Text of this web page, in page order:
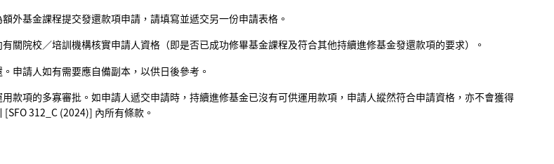
外基金課程提交發還款項申請，請填寫並遞交另一份申請表格。
關院校／培訓機構核實申請人資格（即是否已成功修畢基金課程及符合其他持續進修基金發還款項的要求）。
申請人如有需要應自備副本，以供日後參考。
款項的多寡審批。如申請人遞交申請時，持續進修基金已沒有可供運用款項，申請人縱然符合申請資格，亦不會獲得
312_C (2024)] 內所有條款。